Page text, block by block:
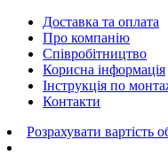
Доставка та оплата
Про компанію
Співробітництво
Корисна інформація
Інструкція по
Контакти
Розрахувати вартість